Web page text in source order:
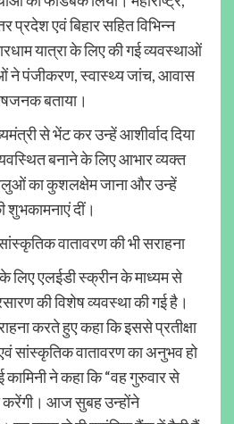
प्रदेश एवं बिहार सहित विभिन्न
यात्रा के लिए की गई व्यवस्थाओं
ने पंजीकरण, स्वास्थ्य जांच, आवास
बताया।
से भेंट कर उन्हें आशीर्वाद दिया
बनाने के लिए आभार व्यक्त
का कुशलक्षेम जाना और उन्हें
शुभकामनाएं दीं।
वातावरण की भी सराहना
लिए एलईडी स्क्रीन के माध्यम से
की विशेष व्यवस्था की गई है।
करते हुए कहा कि इससे प्रतीक्षा
सांस्कृतिक वातावरण का अनुभव हो
ने कहा कि “वह गुरुवार से
करेंगी। आज सुबह उन्होंने